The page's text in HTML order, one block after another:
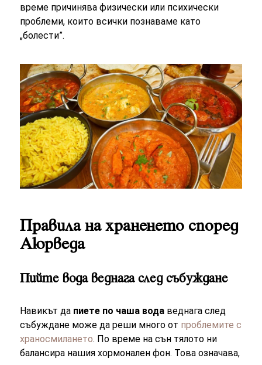
време причинява физически или психически
проблеми, които всички познаваме като
„болести”.
Правила на храненето според
Аюрведа
Пийте вода веднага след събуждане
Навикът да пиете по чаша вода веднага след
събуждане може да реши много от проблемите с
храносмилането. По време на сън тялото ни
балансира нашия хормонален фон. Това означава,